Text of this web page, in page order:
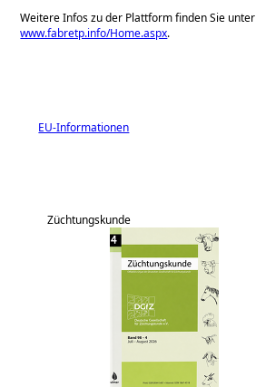
Weitere Infos zu der Plattform finden Sie unter
www.fabretp.info/Home.aspx.
EU-Informationen
Züchtungskunde